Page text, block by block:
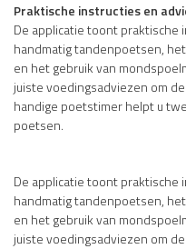
Praktische instructies en
De applicatie toont
handmatig tandenpoetsen,
en het gebruik van
juiste voedingsadviezen om
handige poetstimer helpt u
poetsen.
De applicatie toont
handmatig tandenpoetsen,
en het gebruik van
juiste voedingsadviezen om